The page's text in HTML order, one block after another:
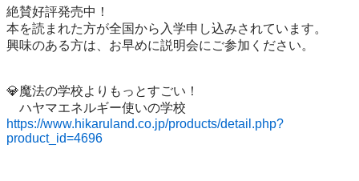
絶賛好評発売中！
本を読まれた方が全国から入学申し込みされています。
興味のある方は、お早めに説明会にご参加ください。
💎魔法の学校よりもっとすごい！
https://www.hikaruland.co.jp/products/detail.php?
product_id=4696